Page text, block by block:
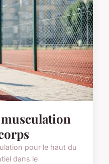
pour le haut du
dans le